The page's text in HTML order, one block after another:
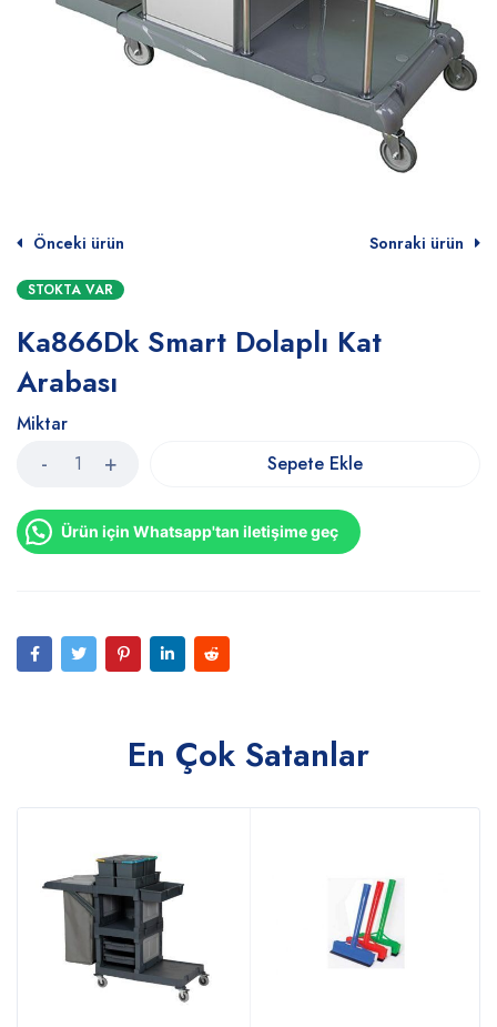
Önceki ürün Sonraki ürün
STOKTA VAR
Ka866Dk Smart Dolaplı Kat
Arabası
Miktar
Sepete Ekle
Ürün için Whatsapp'tan iletişime geç
En Çok Satanlar